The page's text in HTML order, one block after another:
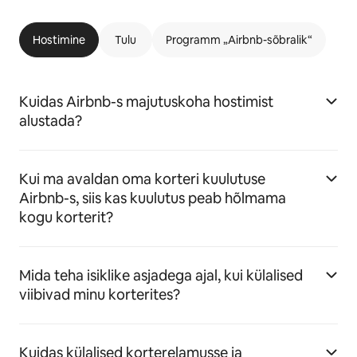
Hostimine Tulu Programm „Airbnb-sõbralik“
Kuidas Airbnb-s majutuskoha hostimist
alustada?
Kui ma avaldan oma korteri kuulutuse
Airbnb-s, siis kas kuulutus peab hõlmama
kogu korterit?
Mida teha isiklike asjadega ajal, kui külalised
viibivad minu korterites?
Kuidas külalised korterelamusse ja